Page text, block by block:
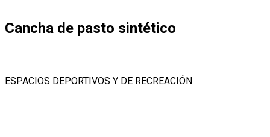
Cancha de pasto sintético
ESPACIOS DEPORTIVOS Y DE RECREACIÓN